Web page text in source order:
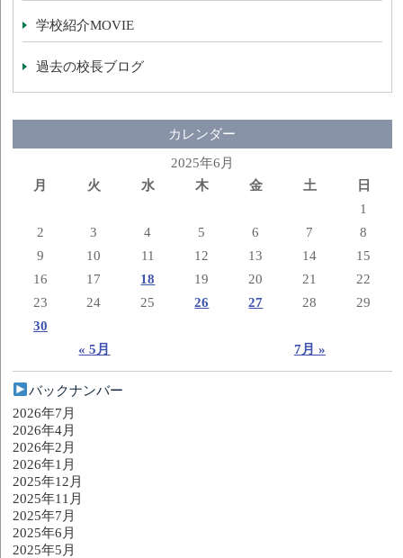
学校紹介MOVIE
過去の校長ブログ
カレンダー
2025年6月
月
火 水 木 金 土 日
« 5月 7月 »
1
2
3 4 5 6 7
8
9
10 11 12 13 14
15
16
17 18 19 20 21
22
23
24 25 26 27 28
29
30
バックナンバー
2026年7月
2026年4月
2026年2月
2026年1月
2025年12月
2025年11月
2025年7月
2025年6月
2025年5月